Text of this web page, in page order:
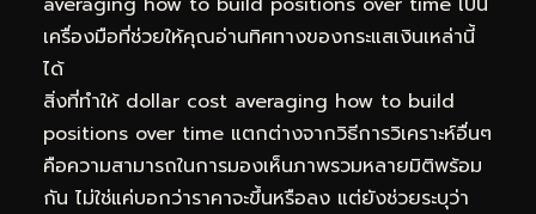
เครื่องมือที่ช่วยให้คุณอ่านทิศทางของกระแสเงินเหล่านี้
ได้
สิ่งที่ทำให้ dollar cost averaging how to build
positions over time แตกต่างจากวิธีการวิเคราะห์อื่นๆ
คือความสามารถในการมองเห็นภาพรวมหลายมิติพร้อม
กัน ไม่ใช่แค่บอกว่าราคาจะขึ้นหรือลง แต่ยังช่วยระบุว่า